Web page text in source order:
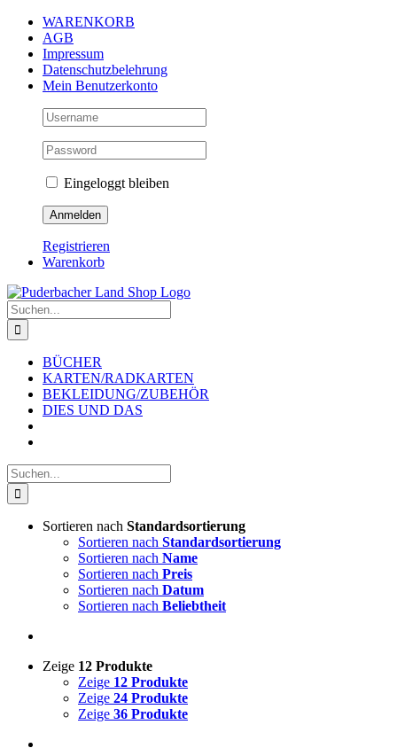
Zum
Inhalt
springen
WARENKORB
AGB
Impressum
Datenschutzbelehrung
Mein Benutzerkonto
Eingeloggt bleiben
Registrieren
Warenkorb
Suche
nach:
BÜCHER
KARTEN/RADKARTEN
BEKLEIDUNG/ZUBEHÖR
DIES UND DAS
Suche
nach:
Sortieren nach Standardsortierung
Sortieren nach Standardsortierung
Sortieren nach Name
Sortieren nach Preis
Sortieren nach Datum
Sortieren nach Beliebtheit
Zeige 12 Produkte
Zeige 12 Produkte
Zeige 24 Produkte
Zeige 36 Produkte